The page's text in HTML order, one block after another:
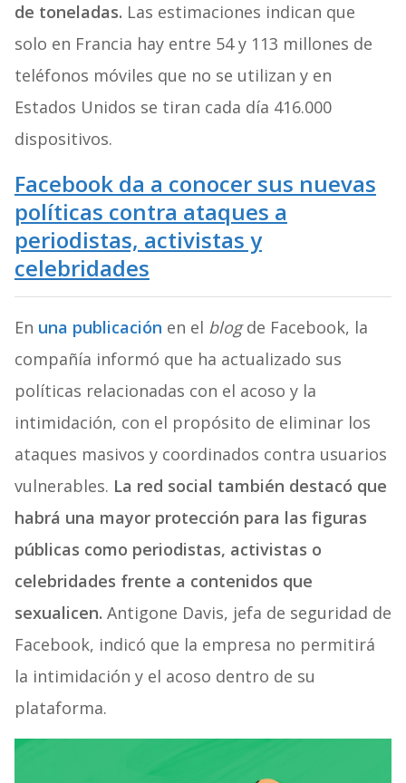
de toneladas. Las estimaciones indican que
solo en Francia hay entre 54 y 113 millones de
teléfonos móviles que no se utilizan y en
Estados Unidos se tiran cada día 416.000
dispositivos.
Facebook da a conocer sus nuevas
políticas contra ataques a
periodistas, activistas y
celebridades
En una publicación en el blogde Facebook, la
compañía informó que ha actualizado sus
políticas relacionadas con el acoso y la
intimidación, con el propósito de eliminar los
ataques masivos y coordinados contra usuarios
vulnerables. La red social también destacó que
habrá una mayor protección para las figuras
públicas como periodistas, activistas o
celebridades frente a contenidos que
sexualicen. Antigone Davis, jefa de seguridad de
Facebook, indicó que la empresa no permitirá
la intimidación y el acoso dentro de su
plataforma.